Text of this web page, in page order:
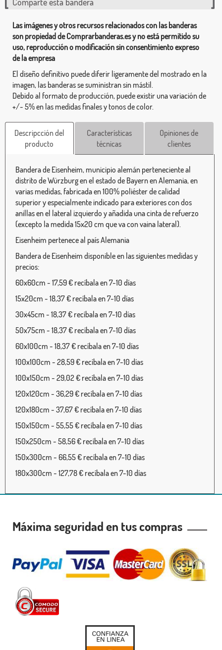
Las imágenes y otros recursos relacionados con las banderas
son propiedad de Comprarbanderas.es y no está permitido su
uso, reproducción o modificación sin consentimiento expreso
de la empresa
El diseño definitivo puede diferir ligeramente del mostrado en la
imagen, las banderas se suministran sin mástil.
Debido al formato de producción, puede existir una variación de
+/- 5% en las medidas finales y tonos de color.
Descripcción del
producto
Características
técnicas
Opiniones de
clientes
Bandera de Eisenheim, municipio alemán perteneciente al
distrito de Würzburg en el estado de Bayern en Alemania, en
varias medidas, fabricada en 100% poliéster de calidad
superior y especialmente indicado para exteriores con dos
anillas en el lateral izquierdo y añadida una cinta de refuerzo
(excepto la medida 15x20 cm que va con vaina lateral).
Eisenheim pertenece al país Alemania
Bandera de Eisenheim disponible en las siguientes medidas y
precios:
60x60cm - 17,59 € recíbala en 7-10 días
15x20cm - 18,37 € recíbala en 7-10 días
30x45cm - 18,37 € recíbala en 7-10 días
50x75cm - 18,37 € recíbala en 7-10 días
60x100cm - 18,37 € recíbala en 7-10 días
100x100cm - 28,59 € recíbala en 7-10 días
100x150cm - 29,02 € recíbala en 7-10 días
120x120cm - 36,29 € recíbala en 7-10 días
120x180cm - 37,67 € recíbala en 7-10 días
150x150cm - 55,55 € recíbala en 7-10 días
150x250cm - 58,56 € recíbala en 7-10 días
150x300cm - 66,55 € recíbala en 7-10 días
180x300cm - 127,78 € recíbala en 7-10 días
Máxima seguridad en tus compras